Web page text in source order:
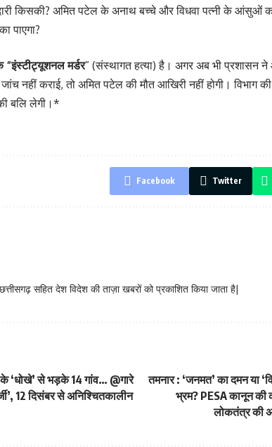
किसकी? अमित पटेल के अनाथ बच्चे और विधवा पत्नी के आंसुओं का
पाएगा?
मर्डर” (संस्थागत हत्या) है। अगर अब भी प्रशासन
जांच नहीं कराई, तो अमित पटेल की मौत आखिरी नहीं होगी। विभाग
बलि लेगी।*
Facebook Twitter
सहित देश विदेश की ताज़ा खबरों को प्रकाशित किया जाता है|
‘धोखे’ से भड़के 14 गांव… @गारे
12 दिसंबर से अनिश्चितकालीन
तमनार : ‘जनमत’ का दमन या
भ्रम? PESA कानून की
लोकतंत्र की